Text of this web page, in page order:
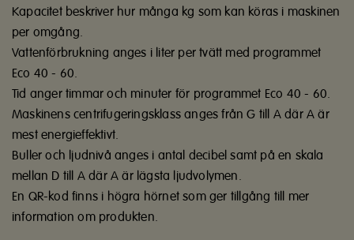
Kapacitet beskriver hur många kg som kan köras i maskinen
per omgång.
Vattenförbrukning anges i liter per tvätt med programmet
Eco 40 - 60.
Tid anger timmar och minuter för programmet Eco 40 - 60.
Maskinens centrifugeringsklass anges från G till A där A är
mest energieffektivt.
Buller och ljudnivå anges i antal decibel samt på en skala
mellan D till A där A är lägsta ljudvolymen.
En QR-kod finns i högra hörnet som ger tillgång till mer
information om produkten.